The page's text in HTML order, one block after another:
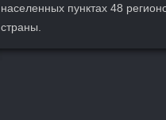
населенных пунктах 48
страны.